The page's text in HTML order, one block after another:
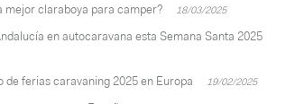
mejor claraboya para camper? 18/03/2025
en autocaravana esta Semana Santa 2025
de ferias caravaning 2025 en Europa 19/02/2025